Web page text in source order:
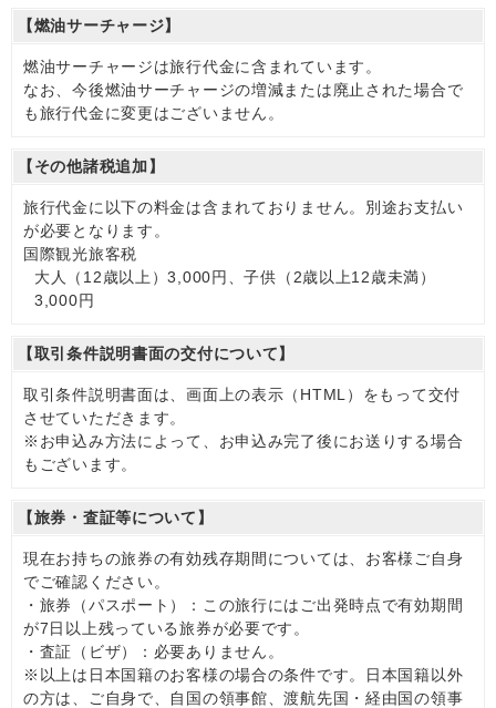
【燃油サーチャージ】
燃油サーチャージは旅行代金に含まれています。
なお、今後燃油サーチャージの増減または廃止された場合で
も旅行代金に変更はございません。
【その他諸税追加】
旅行代金に以下の料金は含まれておりません。別途お支払い
が必要となります。
国際観光旅客税
大人（12歳以上）3,000円、子供（2歳以上12歳未満）
3,000円
【取引条件説明書面の交付について】
取引条件説明書面は、画面上の表示（HTML）をもって交付
させていただきます。
※お申込み方法によって、お申込み完了後にお送りする場合
もございます。
【旅券・査証等について】
現在お持ちの旅券の有効残存期間については、お客様ご自身
でご確認ください。
・旅券（パスポート）：この旅行にはご出発時点で有効期間
が7日以上残っている旅券が必要です。
・査証（ビザ）：必要ありません。
※以上は日本国籍のお客様の場合の条件です。日本国籍以外
の方は、ご自身で、自国の領事館、渡航先国・経由国の領事